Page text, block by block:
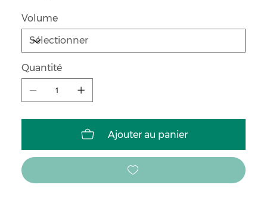
Volume
Quantité
Ajouter au panier